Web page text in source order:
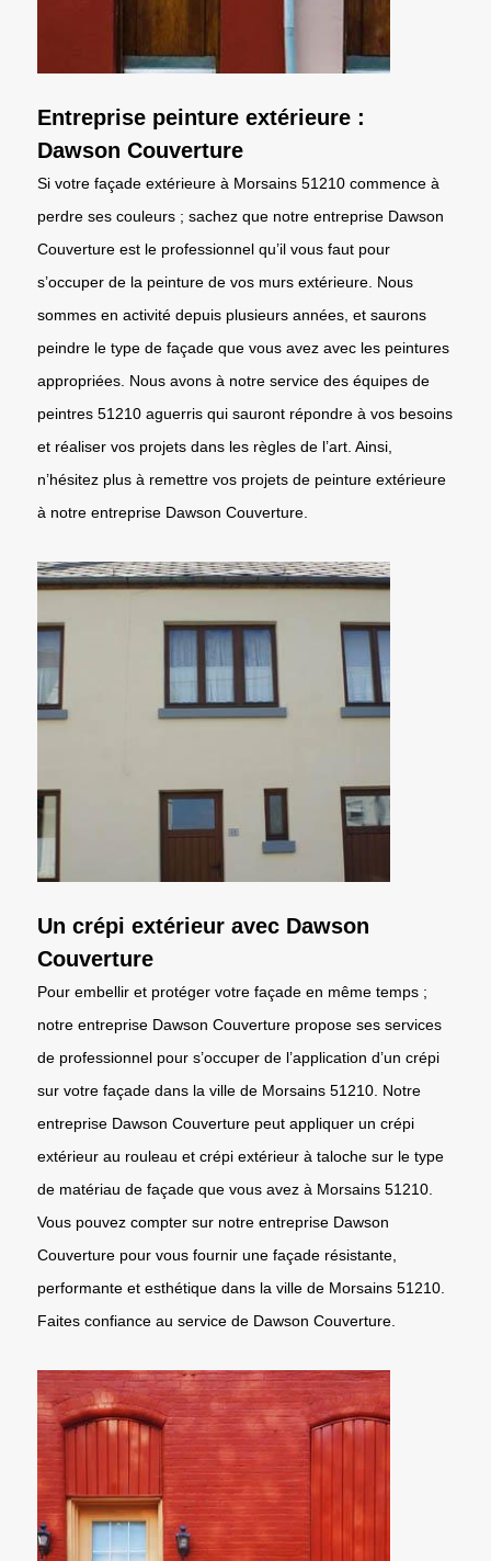
Entreprise peinture extérieure :
Dawson Couverture
Si votre façade extérieure à Morsains 51210 commence à
perdre ses couleurs ; sachez que notre entreprise Dawson
Couverture est le professionnel qu’il vous faut pour
s’occuper de la peinture de vos murs extérieure. Nous
sommes en activité depuis plusieurs années, et saurons
peindre le type de façade que vous avez avec les peintures
appropriées. Nous avons à notre service des équipes de
peintres 51210 aguerris qui sauront répondre à vos besoins
et réaliser vos projets dans les règles de l’art. Ainsi,
n’hésitez plus à remettre vos projets de peinture extérieure
à notre entreprise Dawson Couverture.
Un crépi extérieur avec Dawson
Couverture
Pour embellir et protéger votre façade en même temps ;
notre entreprise Dawson Couverture propose ses services
de professionnel pour s’occuper de l’application d’un crépi
sur votre façade dans la ville de Morsains 51210. Notre
entreprise Dawson Couverture peut appliquer un crépi
extérieur au rouleau et crépi extérieur à taloche sur le type
de matériau de façade que vous avez à Morsains 51210.
Vous pouvez compter sur notre entreprise Dawson
Couverture pour vous fournir une façade résistante,
performante et esthétique dans la ville de Morsains 51210.
Faites confiance au service de Dawson Couverture.